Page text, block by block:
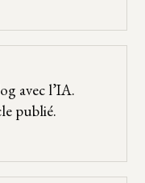
avec l’IA.
publié.